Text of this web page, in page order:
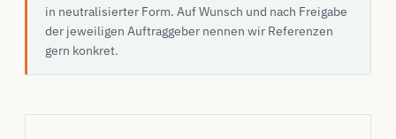
in neutralisierter Form. Auf Wunsch und nach Freigabe
der jeweiligen Auftraggeber nennen wir Referenzen
gern konkret.